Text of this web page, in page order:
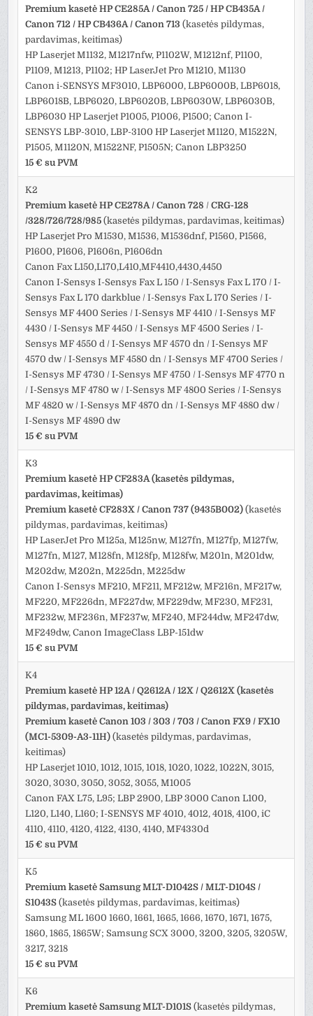
Premium kasetė HP CE285A / Canon 725 / HP CB435A /
Canon 712 / HP CB436A / Canon 713 (kasetės pildymas,
pardavimas, keitimas)
HP Laserjet M1132, M1217nfw, P1102W, M1212nf, P1100,
P1109, M1213, P1102; HP LaserJet Pro M1210, M1130
Canon i-SENSYS MF3010, LBP6000, LBP6000B, LBP6018,
LBP6018B, LBP6020, LBP6020B, LBP6030W, LBP6030B,
LBP6030 HP Laserjet P1005, P1006, P1500; Canon I-
SENSYS LBP-3010, LBP-3100 HP Laserjet M1120, M1522N,
P1505, M1120N, M1522NF, P1505N; Canon LBP3250
15 € su PVM
K2
Premium kasetė HP CE278A / Canon 728 /CRG-128
/328/726/728/985 (kasetės pildymas, pardavimas, keitimas)
HP Laserjet Pro M1530, M1536, M1536dnf, P1560, P1566,
P1600, P1606, P1606n, P1606dn
Canon Fax L150,L170,L410,MF4410,4430,4450
Canon I-Sensys I-Sensys Fax L 150 / I-Sensys Fax L 170 / I-
Sensys Fax L 170 darkblue / I-Sensys Fax L 170 Series / I-
Sensys MF 4400 Series / I-Sensys MF 4410 / I-Sensys MF
4430 / I-Sensys MF 4450 / I-Sensys MF 4500 Series / I-
Sensys MF 4550 d / I-Sensys MF 4570 dn / I-Sensys MF
4570 dw / I-Sensys MF 4580 dn / I-Sensys MF 4700 Series /
I-Sensys MF 4730 / I-Sensys MF 4750 / I-Sensys MF 4770 n
/ I-Sensys MF 4780 w / I-Sensys MF 4800 Series / I-Sensys
MF 4820 w / I-Sensys MF 4870 dn / I-Sensys MF 4880 dw /
I-Sensys MF 4890 dw
15 € su PVM
K3
Premium kasetė HP CF283A (kasetės pildymas,
pardavimas, keitimas)
Premium kasetė CF283X / Canon 737 (9435B002) (kasetės
pildymas, pardavimas, keitimas)
HP LaserJet Pro M125a, M125nw, M127fn, M127fp, M127fw,
M127fn, M127, M128fn, M128fp, M128fw, M201n, M201dw,
M202dw, M202n, M225dn, M225dw
Canon I-Sensys MF210, MF211, MF212w, MF216n, MF217w,
MF220, MF226dn, MF227dw, MF229dw, MF230, MF231,
MF232w, MF236n, MF237w, MF240, MF244dw, MF247dw,
MF249dw, Canon ImageClass LBP-151dw
15 € su PVM
K4
Premium kasetė HP 12A / Q2612A / 12X / Q2612X (kasetės
pildymas, pardavimas, keitimas)
Premium kasetė Canon 103 / 303 / 703 / Canon FX9 / FX10
(MC1-5309-A3-11H) (kasetės pildymas, pardavimas,
keitimas)
HP Laserjet 1010, 1012, 1015, 1018, 1020, 1022, 1022N, 3015,
3020, 3030, 3050, 3052, 3055, M1005
Canon FAX L75, L95; LBP 2900, LBP 3000 Canon L100,
L120, L140, L160; I-SENSYS MF 4010, 4012, 4018, 4100, iC
4110, 4110, 4120, 4122, 4130, 4140, MF4330d
15 € su PVM
K5
Premium kasetė Samsung MLT-D1042S / MLT-D104S /
S1043S(kasetės pildymas, pardavimas, keitimas)
Samsung ML 1600 1660, 1661, 1665, 1666, 1670, 1671, 1675,
1860, 1865, 1865W; Samsung SCX 3000, 3200, 3205, 3205W,
3217, 3218
15 € su PVM
K6
Premium kasetė Samsung MLT-D101S (kasetės pildymas,